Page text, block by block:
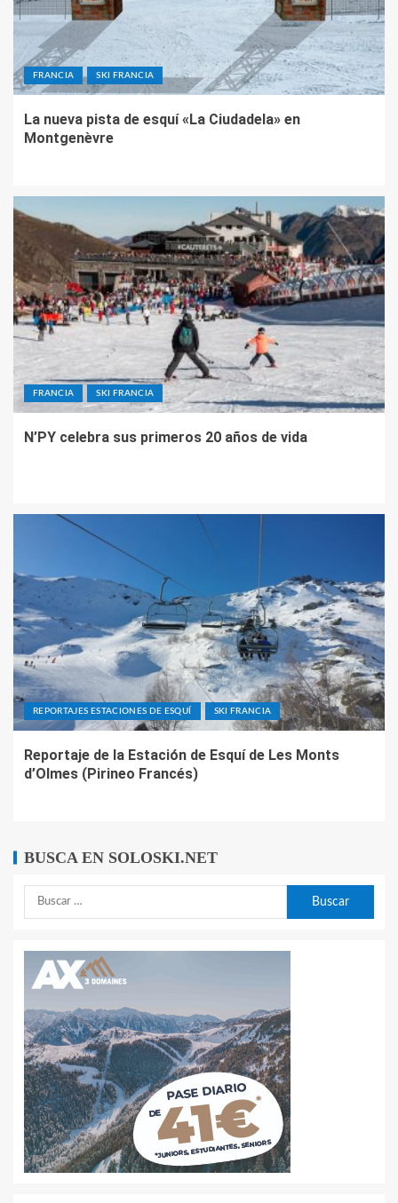
FRANCIA SKI FRANCIA
La nueva pista de esquí «La Ciudadela» en
Montgenèvre
FRANCIA SKI FRANCIA
N’PY celebra sus primeros 20 años de vida
REPORTAJES ESTACIONES DE ESQUÍ SKI FRANCIA
Reportaje de la Estación de Esquí de Les Monts
d’Olmes (Pirineo Francés)
BUSCA EN SOLOSKI.NET